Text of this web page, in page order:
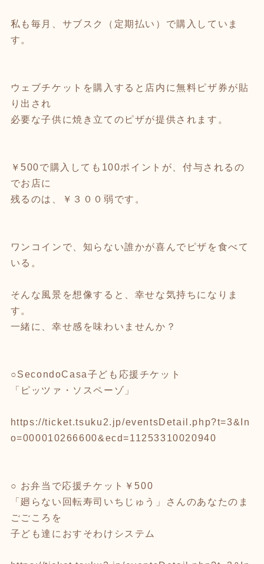
私も毎月、サブスク（定期払い）で購入していま
す。
ウェブチケットを購入すると店内に無料ピザ券が貼
り出され
必要な子供に焼き立てのピザが提供されます。
￥500で購入しても100ポイントが、付与されるの
でお店に
残るのは、￥３００弱です。
ワンコインで、知らない誰かが喜んでピザを食べて
いる。
そんな風景を想像すると、幸せな気持ちになりま
す。
一緒に、幸せ感を味わいませんか？
○SecondoCasa子ども応援チケット
「ピッツァ・ソスペーゾ」
https://ticket.tsuku2.jp/eventsDetail.php?t=3&In
o=000010266600&ecd=11253310020940
○ お弁当で応援チケット￥500
「廻らない回転寿司いちじゅう」さんのあなたのま
ごごころを
子ども達におすそわけシステム